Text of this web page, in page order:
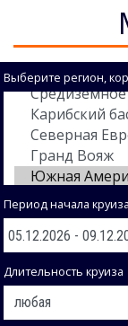
Выберите регион,
Период начала круиза
Длительность круиза